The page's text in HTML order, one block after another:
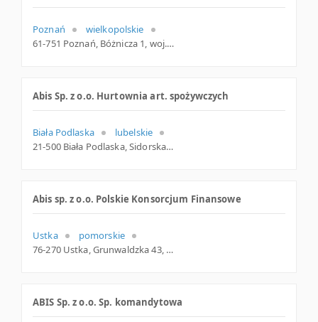
Poznań
wielkopolskie
61-751 Poznań, Bóżnicza 1, woj. Wielkopolskie, pow. Poznań, gm. Poznań
Abis Sp. z o.o. Hurtownia art. spożywczych
Biała Podlaska
lubelskie
21-500 Biała Podlaska, Sidorska 42, woj. Lubelskie, pow. Biała Podlaska, gm. Biała Podlaska
Abis sp. z o.o. Polskie Konsorcjum Finansowe
Ustka
pomorskie
76-270 Ustka, Grunwaldzka 43, pomorskie
ABIS Sp. z o.o. Sp. komandytowa